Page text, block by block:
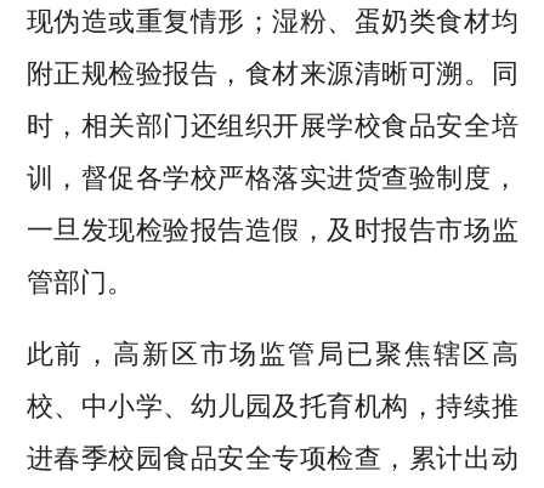
现伪造或重复情形；湿粉、蛋奶类食材均
附正规检验报告，食材来源清晰可溯。同
时，相关部门还组织开展学校食品安全培
训，督促各学校严格落实进货查验制度，
一旦发现检验报告造假，及时报告市场监
管部门。
此前，高新区市场监管局已聚焦辖区高
校、中小学、幼儿园及托育机构，持续推
进春季校园食品安全专项检查，累计出动